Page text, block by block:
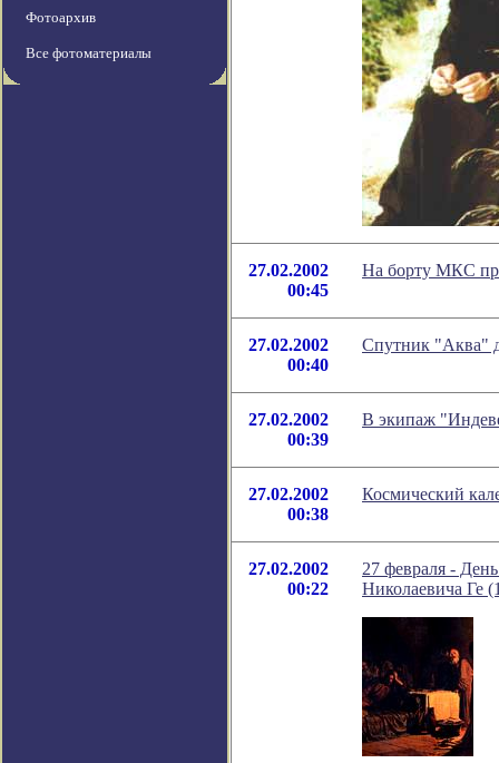
Фотоархив
Все фотоматериалы
27.02.2002
00:45
На борту МКС
27.02.2002
00:40
Спутник "Аква"
27.02.2002
00:39
В экипаж
27.02.2002
00:38
Космический
27.02.2002
00:22
27 февраля -
Николаевича Ге